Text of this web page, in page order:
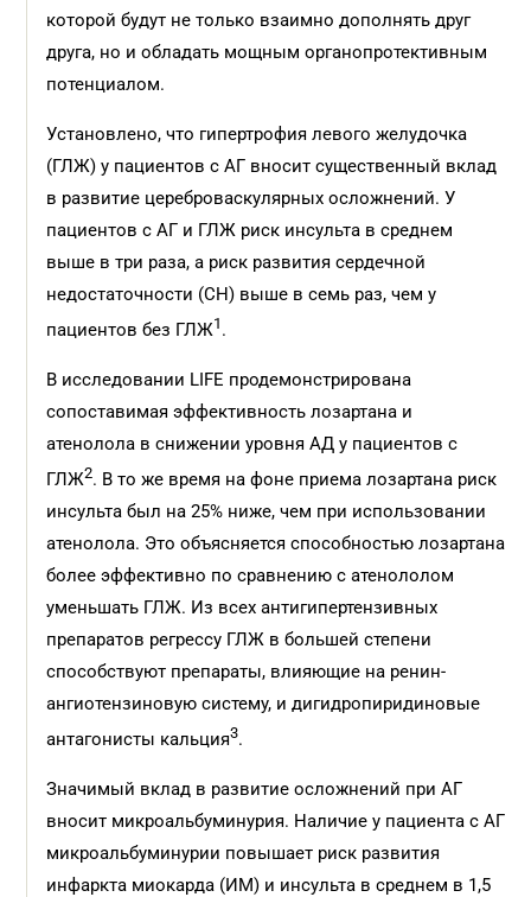
которой будут не только взаимно дополнять друг
друга, но и обладать мощным органопротективным
потенциалом.
Установлено, что гипертрофия левого желудочка
(ГЛЖ) у пациентов с АГ вносит существенный вклад
в развитие цереброваскулярных осложнений. У
пациентов с АГ и ГЛЖ риск инсульта в среднем
выше в три раза, а риск развития сердечной
недостаточности (СН) выше в семь раз, чем у
пациентов без ГЛЖ1 .
В исследовании LIFE продемонстрирована
сопоставимая эффективность лозартана и
атенолола в снижении уровня АД у пациентов с
ГЛЖ2. В то же время на фоне приема лозартана риск
инсульта был на 25% ниже, чем при использовании
атенолола. Это объясняется способностью лозартана
более эффективно по сравнению с атенололом
уменьшать ГЛЖ. Из всех антигипертензивных
препаратов регрессу ГЛЖ в большей степени
способствуют препараты, влияющие на ренин-
ангиотензиновую систему, и дигидропиридиновые
антагонисты кальция3.
Значимый вклад в развитие осложнений при АГ
вносит микроальбуминурия. Наличие у пациента с АГ
микроальбуминурии повышает риск развития
инфаркта миокарда (ИМ) и инсульта в среднем в 1,5